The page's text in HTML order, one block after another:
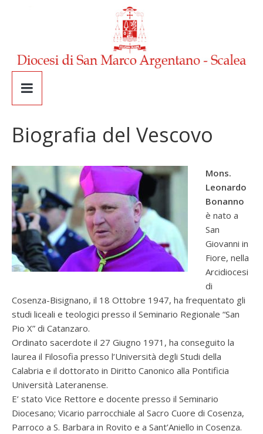
Biografia del Vescovo
Mons.
Leonardo
Bonanno
è nato a
San
Giovanni in
Fiore, nella
Arcidiocesi
di
Cosenza-Bisignano, il 18 Ottobre 1947, ha frequentato gli
studi liceali e teologici presso il Seminario Regionale “San
Pio X” di Catanzaro.
Ordinato sacerdote il 27 Giugno 1971, ha conseguito la
laurea il Filosofia presso l’Università degli Studi della
Calabria e il dottorato in Diritto Canonico alla Pontificia
Università Lateranense.
E’ stato Vice Rettore e docente presso il Seminario
Diocesano; Vicario parrocchiale al Sacro Cuore di Cosenza,
Parroco a S. Barbara in Rovito e a Sant’Aniello in Cosenza.